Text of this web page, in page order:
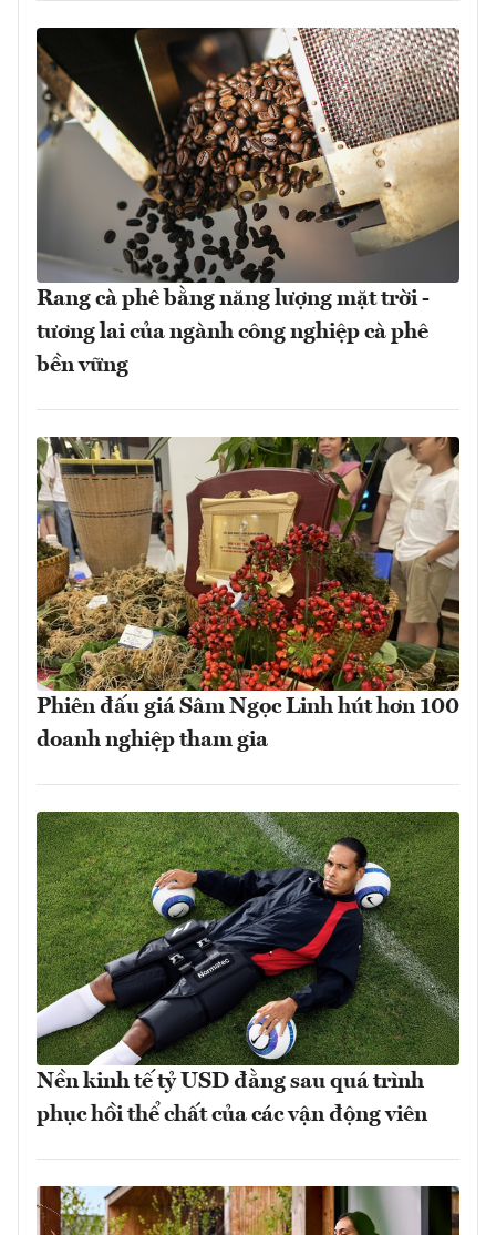
Rang cà phê bằng năng lượng mặt trời -
tương lai của ngành công nghiệp cà phê
bền vững
Phiên đấu giá Sâm Ngọc Linh hút hơn 100
doanh nghiệp tham gia
Nền kinh tế tỷ USD đằng sau quá trình
phục hồi thể chất của các vận động viên